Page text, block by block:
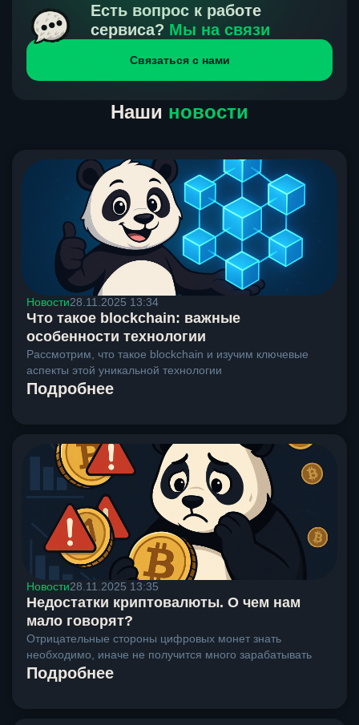
получения нами средств от тебя, а на другой части
направлений курс, указанный на сайте, является
окончательным. Если сомневаешься, напиши в онлайн-
чат на сайте, мы поможем разобраться.
Есть вопрос к работе
сервиса? Мы на связи
Связаться с нами
Наши новости
Новости28.11.2025 13:34
Что такое blockchain: важные
особенности технологии
Рассмотрим, что такое blockchain и изучим ключевые
аспекты этой уникальной технологии
Подробнее
Новости28.11.2025 13:35
Недостатки криптовалюты. О чем нам
мало говорят?
Отрицательные стороны цифровых монет знать
необходимо, иначе не получится много зарабатывать
Подробнее